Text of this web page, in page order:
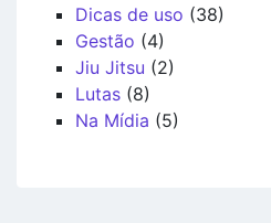
Dicas de uso (38)
Gestão (4)
Jiu Jitsu (2)
Lutas (8)
Na Mídia (5)